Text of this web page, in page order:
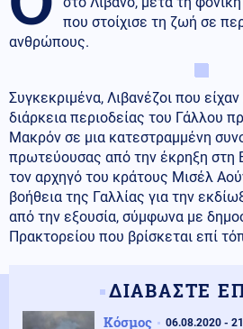
που στοίχισε τη ζωή σε
ανθρώπους.
Συγκεκριμένα, Λιβανέζοι που
διάρκεια περιοδείας του Γάλλου
Μακρόν σε μια κατεστραμμένη
πρωτεύουσας από την έκρηξη στη
τον αρχηγό του κράτους Μισέλ
βοήθεια της Γαλλίας για την
από την εξουσία, σύμφωνα με
Πρακτορείου που βρίσκεται επί
ΔΙΑΒΑΣΤΕ
Κόσμος 06.08.2020 -